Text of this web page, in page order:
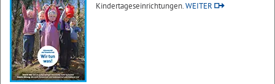
Kindertageseinrichtungen.WEITER